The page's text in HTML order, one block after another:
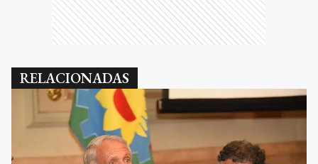
RELACIONADAS